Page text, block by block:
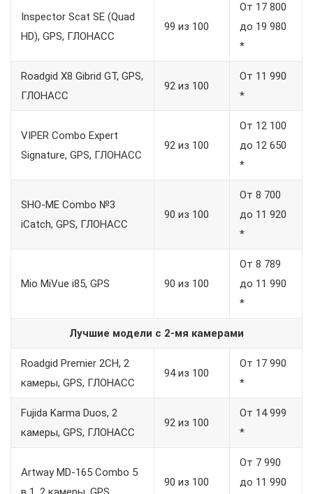
Inspector Scat SE (Quad
HD), GPS, ГЛОНАСС
99 из 100
От 17 800
до 19 980
*
Roadgid X8 Gibrid GT, GPS,
ГЛОНАСС
92 из 100
От 11 990
*
VIPER Combo Expert
Signature, GPS, ГЛОНАСС
92 из 100
От 12 100
до 12 650
*
SHO-ME Combo №3
iCatch, GPS, ГЛОНАСС
90 из 100
От 8 700
до 11 920
*
Mio MiVue i85, GPS 90 из 100
От 8 789
до 11 990
*
Лучшие модели с 2-мя камерами
Roadgid Premier 2CH, 2
камеры, GPS, ГЛОНАСС
94 из 100
От 17 990
*
Fujida Karma Duos, 2
камеры, GPS, ГЛОНАСС
92 из 100
От 14 999
*
Artway MD-165 Combo 5
90 из 100
От 7 990
до 11 990